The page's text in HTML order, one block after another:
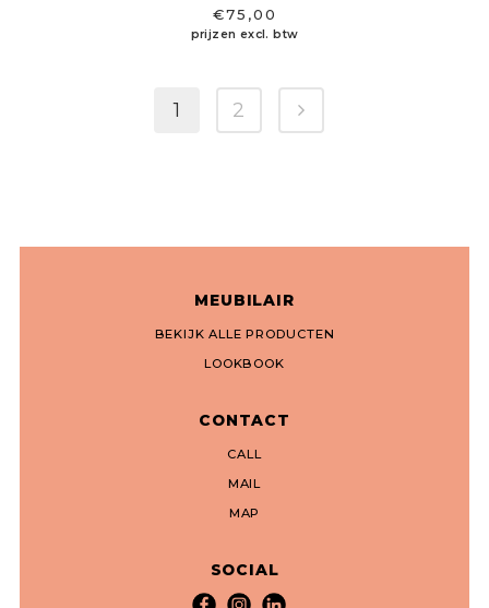
€75,00
prijzen excl. btw
1 2
MEUBILAIR
BEKIJK ALLE PRODUCTEN
LOOKBOOK
CONTACT
CALL
MAIL
MAP
SOCIAL